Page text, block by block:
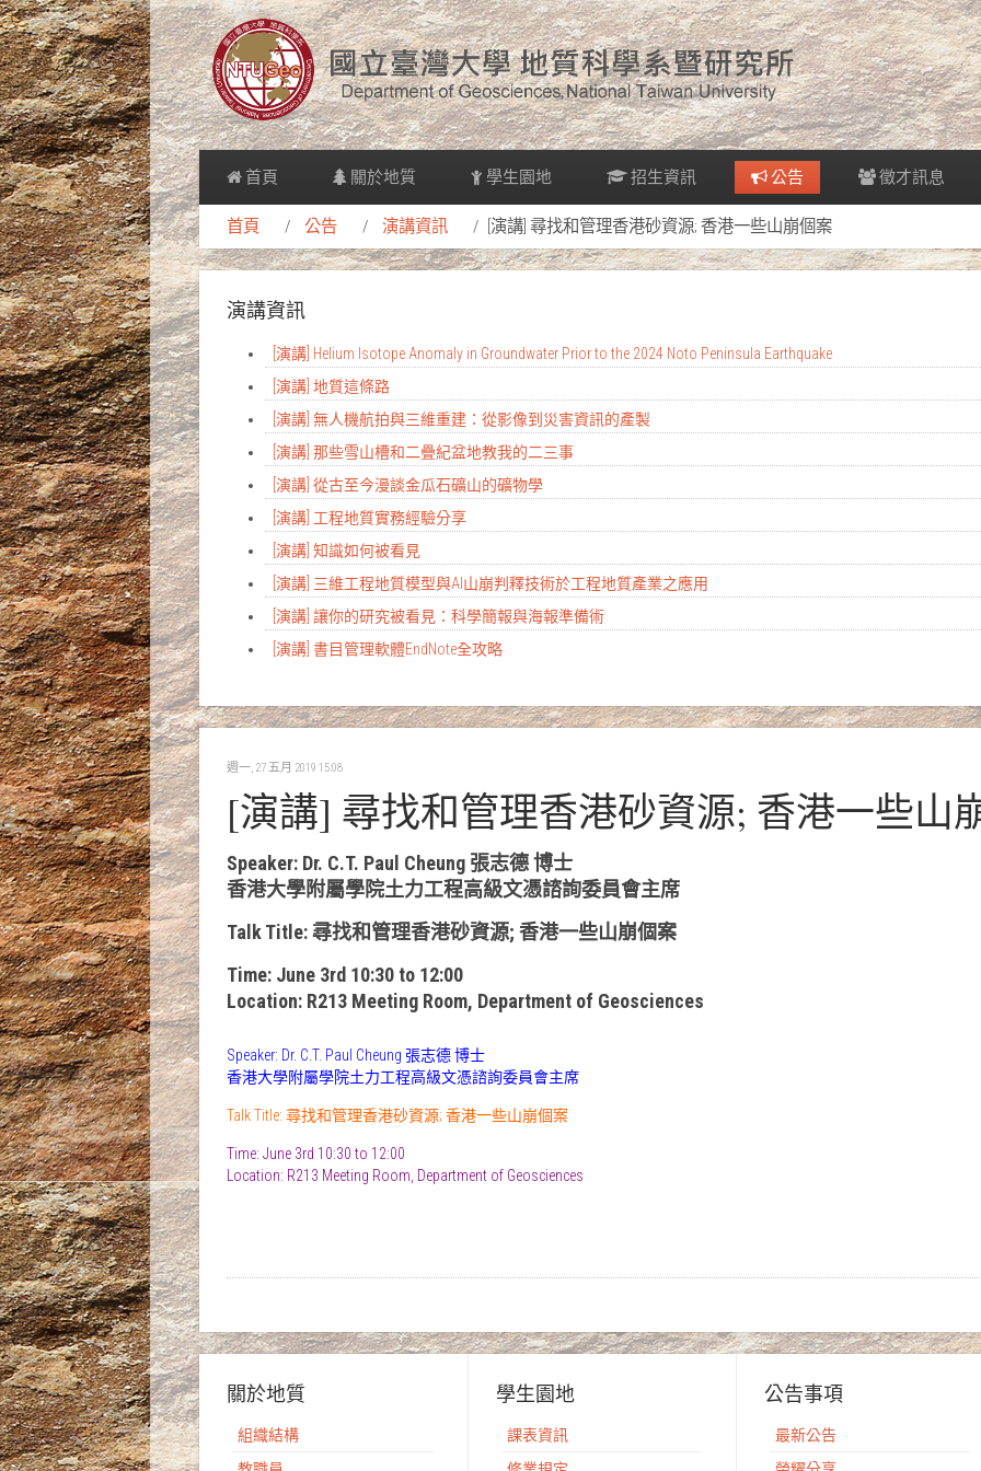
首頁 關於地質 學生園地 招生資訊 公告 徵才訊息
首頁 公告 演講資訊 [演講] 尋找和管理香港砂資源; 香港一些山崩個案
演講資訊
[演講] Helium Isotope Anomaly in Groundwater Prior to the 2024 Noto Peninsula Earthquake
[演講] 地質這條路
[演講] 無人機航拍與三維重建：從影像到災害資訊的產製
[演講] 那些雪山槽和二疊紀盆地教我的二三事
[演講] 從古至今漫談金瓜石礦山的礦物學
[演講] 工程地質實務經驗分享
[演講] 知識如何被看見
[演講] 三維工程地質模型與AI山崩判釋技術於工程地質產業之應用
[演講] 讓你的研究被看見：科學簡報與海報準備術
[演講] 書目管理軟體EndNote全攻略
週一, 27 五月 2019 15:08
[演講] 尋找和管理香港砂資源; 香港一些山
Speaker: Dr. C.T. Paul Cheung 張志德 博士
香港大學附屬學院土力工程高級文憑諮詢委員會主席
Talk Title: 尋找和管理香港砂資源; 香港一些山崩個案
Time: June 3rd 10:30 to 12:00
Location: R213 Meeting Room, Department of Geosciences
Speaker: Dr. C.T. Paul Cheung 張志德 博士
香港大學附屬學院土力工程高級文憑諮詢委員會主席
Talk Title: 尋找和管理香港砂資源; 香港一些山崩個案
Time: June 3rd 10:30 to 12:00
Location: R213 Meeting Room, Department of Geosciences
關於地質
組織結構
學生園地
課表資訊
公告事項
最新公告